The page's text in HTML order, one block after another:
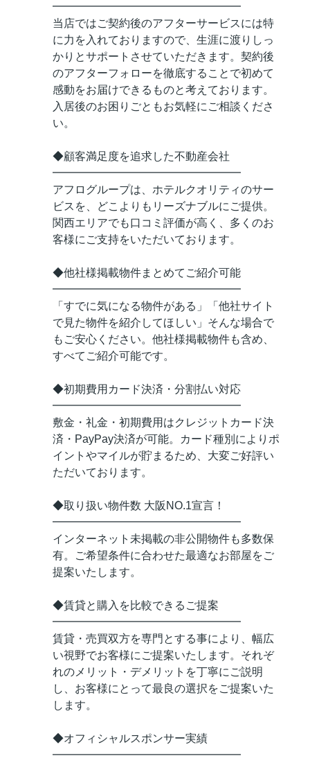
━━━━━━━━━━━━━━━━━
当店ではご契約後のアフターサービスには特
に力を入れておりますので、生涯に渡りしっ
かりとサポートさせていただきます。契約後
のアフターフォローを徹底することで初めて
感動をお届けできるものと考えております。
入居後のお困りごともお気軽にご相談くださ
い。
◆顧客満足度を追求した不動産会社
━━━━━━━━━━━━━━━━━
アフログループは、ホテルクオリティのサー
ビスを、どこよりもリーズナブルにご提供。
関西エリアでも口コミ評価が高く、多くのお
客様にご支持をいただいております。
◆他社様掲載物件まとめてご紹介可能
━━━━━━━━━━━━━━━━━
「すでに気になる物件がある」「他社サイト
で見た物件を紹介してほしい」そんな場合で
もご安心ください。他社様掲載物件も含め、
すべてご紹介可能です。
◆初期費用カード決済・分割払い対応
━━━━━━━━━━━━━━━━━
敷金・礼金・初期費用はクレジットカード決
済・PayPay決済が可能。カード種別によりポ
イントやマイルが貯まるため、大変ご好評い
ただいております。
◆取り扱い物件数 大阪NO.1宣言！
━━━━━━━━━━━━━━━━━
インターネット未掲載の非公開物件も多数保
有。ご希望条件に合わせた最適なお部屋をご
提案いたします。
◆賃貸と購入を比較できるご提案
━━━━━━━━━━━━━━━━━
賃貸・売買双方を専門とする事により、幅広
い視野でお客様にご提案いたします。それぞ
れのメリット・デメリットを丁寧にご説明
し、お客様にとって最良の選択をご提案いた
します。
◆オフィシャルスポンサー実績
━━━━━━━━━━━━━━━━━